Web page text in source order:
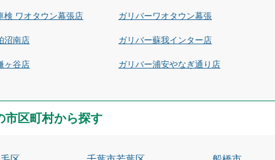
検 ワオタウン幕張店 ガリバーワオタウン幕張
沼南店 ガリバー蘇我インター店
ヶ谷店 ガリバー浦安やなぎ通り店
市区町村から探す